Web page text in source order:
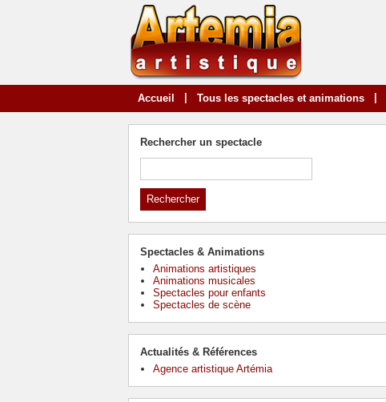
Accueil Tous les spectacles et animations
Rechercher un spectacle
Spectacles & Animations
Animations artistiques
Animations musicales
Spectacles pour enfants
Spectacles de scène
Actualités & Références
Agence artistique Artémia